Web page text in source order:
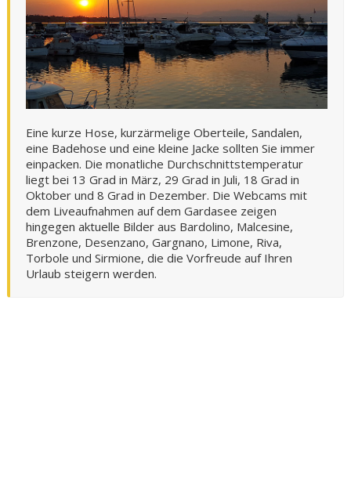
Eine kurze Hose, kurzärmelige Oberteile, Sandalen,
eine Badehose und eine kleine Jacke sollten Sie immer
einpacken. Die monatliche Durchschnittstemperatur
liegt bei 13 Grad in März, 29 Grad in Juli, 18 Grad in
Oktober und 8 Grad in Dezember. Die Webcams mit
dem Liveaufnahmen auf dem Gardasee zeigen
hingegen aktuelle Bilder aus Bardolino, Malcesine,
Brenzone, Desenzano, Gargnano, Limone, Riva,
Torbole und Sirmione, die die Vorfreude auf Ihren
Urlaub steigern werden.